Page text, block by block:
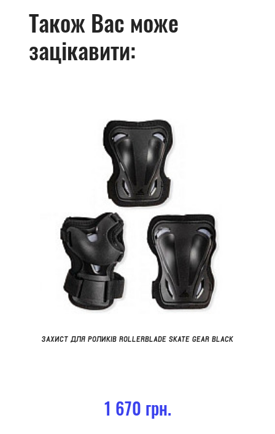
Також Вас може
зацікавити:
ЗАХИСТ ДЛЯ РОЛИКІВ ROLLERBLADE SKATE GEAR BLACK
1 670 грн.